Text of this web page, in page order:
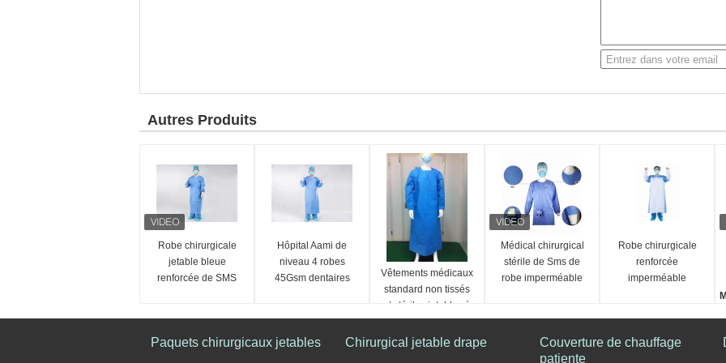
Autres Produits
Robe chirurgicale
jetable bleue
renforcée de SMS
Hôpital Aami de
niveau 4 robes
45Gsm dentaires
Vêtements médicaux
standard non tissés
et stériles jetables à
haute respirabilité
Médical chirurgical
stérile de Sms de
robe imperméable
Robe chirurgicale
renforcée
imperméable
Paquets chirurgicaux jetables Chirurgical jetable drape
Couverture de chauffage
patiente